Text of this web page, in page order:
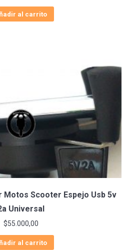
al carrito
Motos Scooter Espejo Usb 5v
Universal
$55.000,00
al carrito